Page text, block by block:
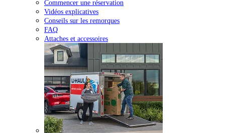
Commencer une réservation
Vidéos explicatives
Conseils sur les remorques
FAQ
Attaches et accessoires